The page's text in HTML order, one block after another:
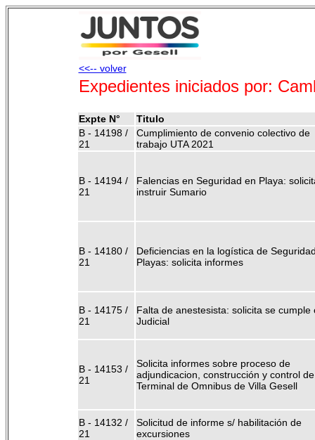
<<-- volver
Expedientes iniciados por:
Expte N°
Titulo
B - 14198 /
21
Cumplimiento de convenio colectivo de
trabajo UTA 2021
B - 14194 /
21
Falencias en Seguridad en Playa:
instruir Sumario
B - 14180 /
21
Deficiencias en la logística de
Playas: solicita informes
B - 14175 /
21
Falta de anestesista: solicita se cumple
Judicial
B - 14153 /
21
Solicita informes sobre proceso de
adjundicacion, construcción y control
Terminal de Omnibus de Villa Gesell
B - 14132 /
21
Solicitud de informe s/ habilitación de
excursiones